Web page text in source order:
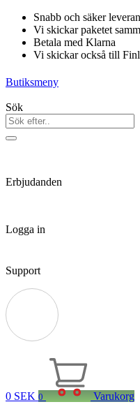
Hoppa
innehåll
Snabb och säker
Vi skickar paketet
Betala med Klarna
Vi skickar också till
Butiksmeny
Sök
Erbjudanden
Logga in
Support
0 SEK 0 Varukorg